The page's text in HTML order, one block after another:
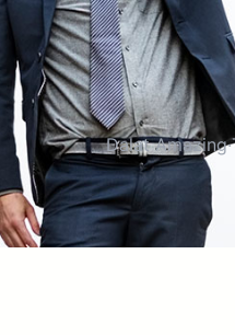
Dalat Amazing·